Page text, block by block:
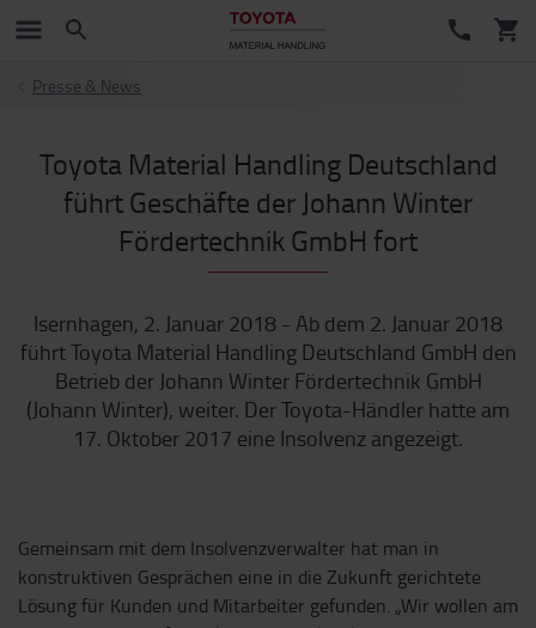
Presse & News
Toyota Material Handling Deutschland
führt Geschäfte der Johann Winter
Fördertechnik GmbH fort
Isernhagen, 2. Januar 2018 - Ab dem 2. Januar 2018
führt Toyota Material Handling Deutschland GmbH den
Betrieb der Johann Winter Fördertechnik GmbH
(Johann Winter), weiter. Der Toyota-Händler hatte am
17. Oktober 2017 eine Insolvenz angezeigt.
Gemeinsam mit dem Insolvenzverwalter hat man in
konstruktiven Gesprächen eine in die Zukunft gerichtete
Lösung für Kunden und Mitarbeiter gefunden. „Wir wollen am